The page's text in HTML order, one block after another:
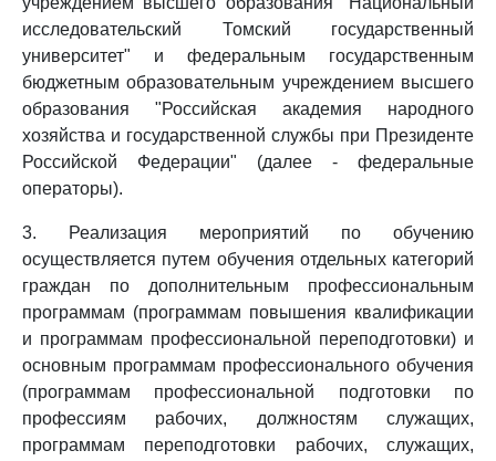
исследовательский Томский государственный
университет" и федеральным государственным
бюджетным образовательным учреждением высшего
образования "Российская академия народного
хозяйства и государственной службы при Президенте
Российской Федерации" (далее - федеральные
операторы).
3. Реализация мероприятий по обучению
осуществляется путем обучения отдельных категорий
граждан по дополнительным профессиональным
программам (программам повышения квалификации
и программам профессиональной переподготовки) и
основным программам профессионального обучения
(программам профессиональной подготовки по
профессиям рабочих, должностям служащих,
программам переподготовки рабочих, служащих,